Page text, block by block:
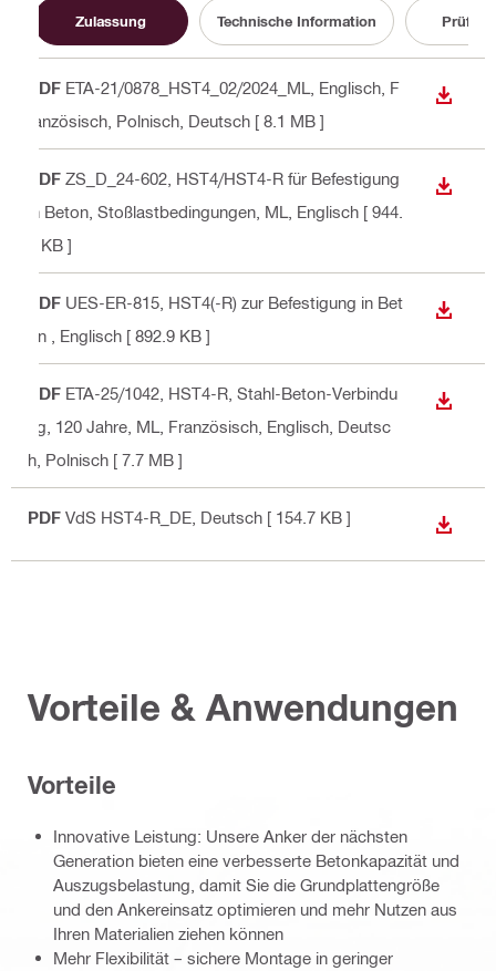
Zulassung Technische Information
PDF ETA-21/0878_HST4_02/2024_ML , Englisch, F
ranzösisch, Polnisch, Deutsch [ 8.1 MB ]
PDF ZS_D_24-602, HST4/HST4-R für Befestigung
in Beton, Stoßlastbedingungen, ML , Englisch [ 944.
5 KB ]
PDF UES-ER-815, HST4(-R) zur Befestigung in Bet
on
, Englisch [ 892.9 KB ]
PDF ETA-25/1042, HST4-R, Stahl-Beton-Verbindu
ng, 120 Jahre, ML , Französisch, Englisch, Deutsc
h, Polnisch [ 7.7 MB ]
PDF VdS HST4-R_DE , Deutsch [ 154.7 KB ]
Vorteile & Anwendungen
Vorteile
Innovative Leistung: Unsere Anker der nächsten
Generation bieten eine verbesserte Betonkapazität und
Auszugsbelastung, damit Sie die Grundplattengröße
und den Ankereinsatz optimieren und mehr Nutzen aus
Ihren Materialien ziehen können
Mehr Flexibilität – sichere Montage in geringer